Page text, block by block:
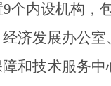
个内设机构，
经济发展办公室
和技术服务中